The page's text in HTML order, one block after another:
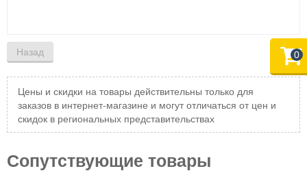
Цены и скидки на товары действительны только для
заказов в интернет-магазине и могут отличаться от цен и
скидок в региональных представительствах
Сопутствующие товары
0